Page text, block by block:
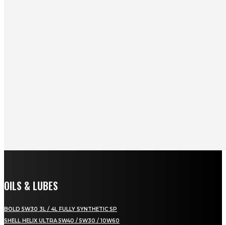
OILS & LUBES
BOLD 5W30 3L / 4L FULLY SYNTHETIC SP
SHELL HELIX ULTRA 5W40 / 5W30 / 10W60